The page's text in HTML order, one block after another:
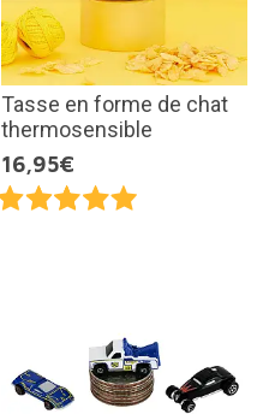
Tasse en forme de chat
thermosensible
16,95€